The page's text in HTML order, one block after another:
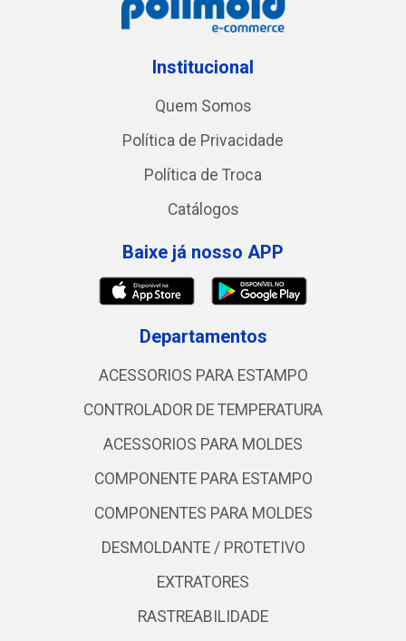
Institucional
Quem Somos
Política de Privacidade
Política de Troca
Catálogos
Baixe já nosso APP
Departamentos
ACESSORIOS PARA ESTAMPO
CONTROLADOR DE TEMPERATURA
ACESSORIOS PARA MOLDES
COMPONENTE PARA ESTAMPO
COMPONENTES PARA MOLDES
DESMOLDANTE / PROTETIVO
EXTRATORES
RASTREABILIDADE